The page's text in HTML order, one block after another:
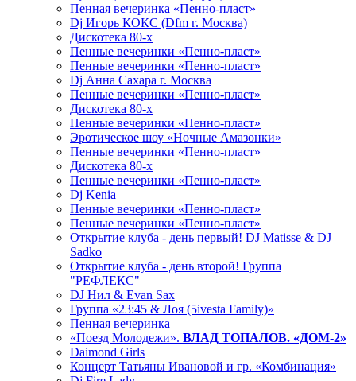
Пенная вечеринка «Пенно-пласт»
Dj Игорь КОКС (Dfm г. Москва)
Дискотека 80-х
Пенные вечеринки «Пенно-пласт»
Пенные вечеринки «Пенно-пласт»
Dj Анна Сахара г. Москва
Пенные вечеринки «Пенно-пласт»
Дискотека 80-х
Пенные вечеринки «Пенно-пласт»
Эротическое шоу «Ночные Амазонки»
Пенные вечеринки «Пенно-пласт»
Дискотека 80-х
Пенные вечеринки «Пенно-пласт»
Dj Kenia
Пенные вечеринки «Пенно-пласт»
Пенные вечеринки «Пенно-пласт»
Открытие клуба - день первый! DJ Matisse & DJ
Sadko
Открытие клуба - день второй! Группа
"РЕФЛЕКС"
DJ Нил & Evan Sax
Группа «23:45 & Лоя (5ivesta Family)»
Пенная вечеринка
«Поезд Молодежи». ВЛАД ТОПАЛОВ. «ДОМ-2»
Daimond Girls
Концерт Татьяны Ивановой и гр. «Комбинация»